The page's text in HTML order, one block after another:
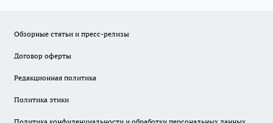
Обзорные статьи и пресс-релизы
Договор оферты
Редакционная политика
Политика этики